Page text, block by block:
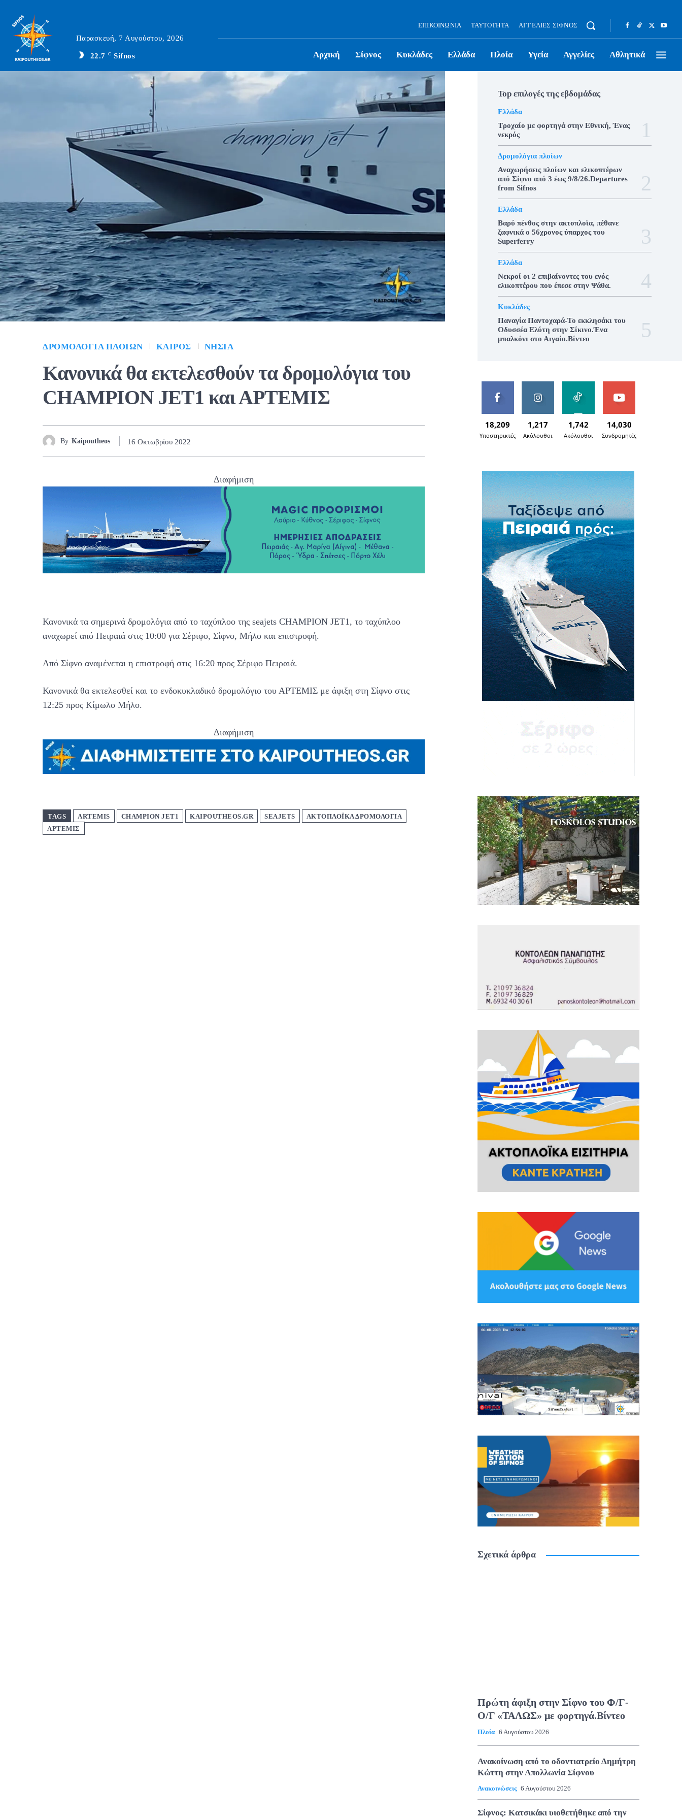
Παρασκευή, 7 Αυγούστου, 2026
22.7 C Sifnos
ΕΠΙΚΟΙΝΩΝΊΑ ΤΑΥΤΌΤΗΤΑ ΑΓΓΕΛΊΕΣ ΣΊΦΝΟΣ
Αρχική Σίφνος Κυκλάδες Ελλάδα Πλοία Υγεία Αγγελίες Αθλητικά
ΔΡΟΜΟΛΌΓΙΑ ΠΛΟΊΩΝ ΚΑΙΡΌΣ ΝΗΣΙΆ
Κανονικά θα εκτελεσθούν τα δρομολόγια του
CHAMPION JET1 και ΑΡΤΕΜΙΣ
By Kaipoutheos 16 Οκτωβρίου 2022
Διαφήμιση
Κανονικά τα σημερινά δρομολόγια από το ταχύπλοο της seajets CHAMPION JET1, το ταχύπλοο
αναχωρεί από Πειραιά στις 10:00 για Σέριφο, Σίφνο, Μήλο και επιστροφή.
Από Σίφνο αναμένεται η επιστροφή στις 16:20 προς Σέριφο Πειραιά.
Κανονικά θα εκτελεσθεί και το ενδοκυκλαδικό δρομολόγιο του ΑΡΤΕΜΙΣ με άφιξη στη Σίφνο στις
12:25 προς Κίμωλο Μήλο.
Διαφήμιση
TAGS ARTEMIS CHAMPION JET1 KAIPOUTHEOS.GR SEAJETS
ΑΚΤΟΠΛΟΪΚΑ ΔΡΟΜΟΛΟΓΙΑ
ΑΡΤΕΜΙΣ
Top επιλογές της εβδομάδας
Ελλάδα
Τροχαίο με φορτηγά στην Εθνική, Ένας
νεκρός
Δρομολόγια πλοίων
Αναχωρήσεις πλοίων και ελικοπτέρων
από Σίφνο από 3 έως 9/8/26.Departures
from Sifnos
Ελλάδα
Βαρύ πένθος στην ακτοπλοϊα, πέθανε
ξαφνικά ο 56χρονος ύπαρχος του
Superferry
Ελλάδα
Νεκροί οι 2 επιβαίνοντες του ενός
ελικοπτέρου που έπεσε στην Ψάθα.
Κυκλάδες
Παναγία Παντοχαρά-Το εκκλησάκι του
Οδυσσέα Ελύτη στην Σίκινο.Ένα
μπαλκόνι στο Αιγαίο.Βίντεο
18,209
Υποστηρικτές
1,217
Ακόλουθοι
1,742
Ακόλουθοι
14,030
Συνδρομητές
Σχετικά άρθρα
Πρώτη άφιξη στην Σίφνο του Φ/Γ-
Ο/Γ «ΤΑΛΩΣ» με φορτηγά.Βίντεο
Πλοία 6 Αυγούστου 2026
Ανακοίνωση από το οδοντιατρείο Δημήτρη
Κώττη στην Απολλωνία Σίφνου
Ανακοινώσεις 6 Αυγούστου 2026
Σίφνος: Κατσικάκι υιοθετήθηκε από την